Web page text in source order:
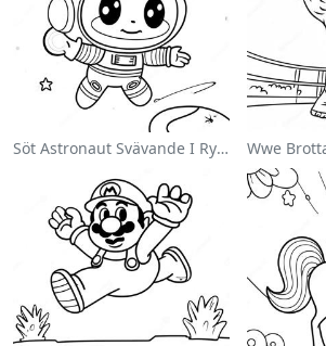
Söt Astronaut Svävande I Rymden Målarbild